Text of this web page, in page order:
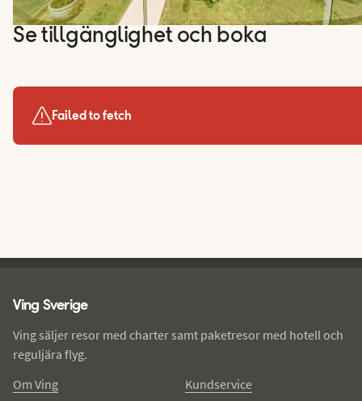
Se tillgänglighet och boka
Failed to fetch
Ving Sverige
Ving säljer resor med charter samt paketresor med hotell och
reguljära flyg.
Om Ving
Kundservice